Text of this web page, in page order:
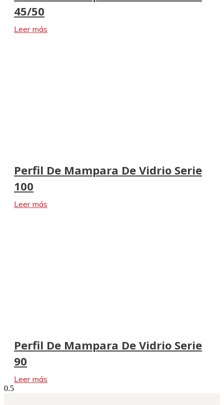
45/50
Leer más
Perfil De Mampara De Vidrio Serie
100
Leer más
Perfil De Mampara De Vidrio Serie
90
Leer más